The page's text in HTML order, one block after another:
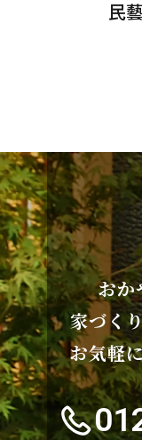
民
おか
家づく
お気軽